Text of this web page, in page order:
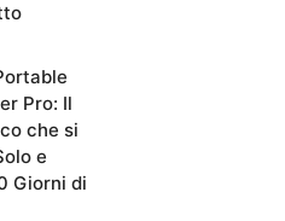
Pro: Il
che si
e
Giorni di